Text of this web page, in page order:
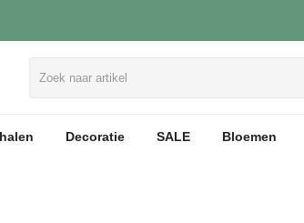
Decoratie SALE Bloemen